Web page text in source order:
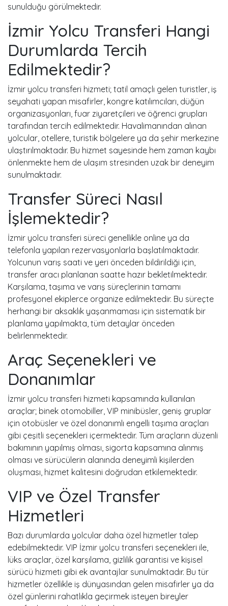
sunulduğu görülmektedir.
İzmir Yolcu Transferi Hangi
Durumlarda Tercih
Edilmektedir?
İzmir yolcu transferi hizmeti; tatil amaçlı gelen turistler, iş
seyahati yapan misafirler, kongre katılımcıları, düğün
organizasyonları, fuar ziyaretçileri ve öğrenci grupları
tarafından tercih edilmektedir. Havalimanından alınan
yolcular, otellere, turistik bölgelere ya da şehir merkezine
ulaştırılmaktadır. Bu hizmet sayesinde hem zaman kaybı
önlenmekte hem de ulaşım stresinden uzak bir deneyim
sunulmaktadır.
Transfer Süreci Nasıl
İşlemektedir?
İzmir yolcu transferi süreci genellikle online ya da
telefonla yapılan rezervasyonlarla başlatılmaktadır.
Yolcunun varış saati ve yeri önceden bildirildiği için,
transfer aracı planlanan saatte hazır bekletilmektedir.
Karşılama, taşıma ve varış süreçlerinin tamamı
profesyonel ekiplerce organize edilmektedir. Bu süreçte
herhangi bir aksaklık yaşanmaması için sistematik bir
planlama yapılmakta, tüm detaylar önceden
belirlenmektedir.
Araç Seçenekleri ve
Donanımlar
İzmir yolcu transferi hizmeti kapsamında kullanılan
araçlar; binek otomobiller, VIP minibüsler, geniş gruplar
için otobüsler ve özel donanımlı engelli taşıma araçları
gibi çeşitli seçenekleri içermektedir. Tüm araçların düzenli
bakımının yapılmış olması, sigorta kapsamına alınmış
olması ve sürücülerin alanında deneyimli kişilerden
oluşması, hizmet kalitesini doğrudan etkilemektedir.
VIP ve Özel Transfer
Hizmetleri
Bazı durumlarda yolcular daha özel hizmetler talep
edebilmektedir. VIP İzmir yolcu transferi seçenekleri ile,
lüks araçlar, özel karşılama, gizlilik garantisi ve kişisel
sürücü hizmeti gibi ek avantajlar sunulmaktadır. Bu tür
hizmetler özellikle iş dünyasından gelen misafirler ya da
özel günlerini rahatlıkla geçirmek isteyen bireyler